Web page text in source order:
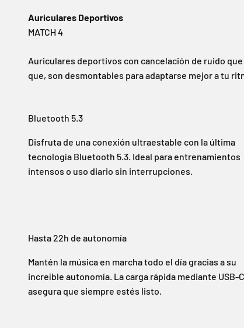
Auriculares Deportivos
Auriculares deportivos con cancelación de ruido
que, son desmontables para adaptarse mejor a tu
Bluetooth 5.3
Disfruta de una conexión ultraestable con la última
tecnología Bluetooth 5.3. Ideal para entrenamientos
intensos o uso diario sin interrupciones.
Hasta 22h de autonomía
Mantén la música en marcha todo el día gracias a su
increíble autonomía. La carga rápida mediante USB-C
asegura que siempre estés listo.